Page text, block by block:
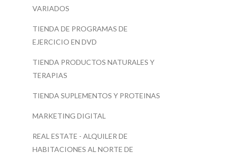
VARIADOS
TIENDA DE PROGRAMAS DE
EJERCICIO EN DVD
TIENDA PRODUCTOS NATURALES Y
TERAPIAS
TIENDA SUPLEMENTOS Y PROTEINAS
MARKETING DIGITAL
REAL ESTATE - ALQUILER DE
HABITACIONES AL NORTE DE